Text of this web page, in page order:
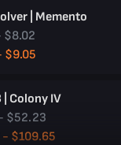
| Memento
$8.02
$9.05
| Colony IV
$52.23
- $109.65